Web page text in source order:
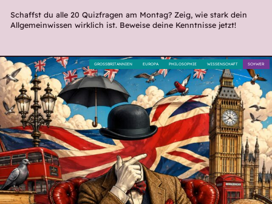
Schaffst du alle 20 Quizfragen am Montag? Zeig, wie stark dein
Allgemeinwissen wirklich ist. Beweise deine Kenntnisse jetzt!
SCHWER
WISSENSCHAFT
PHILOSOPHIE
EUROPA
GROSSBRITANNIEN